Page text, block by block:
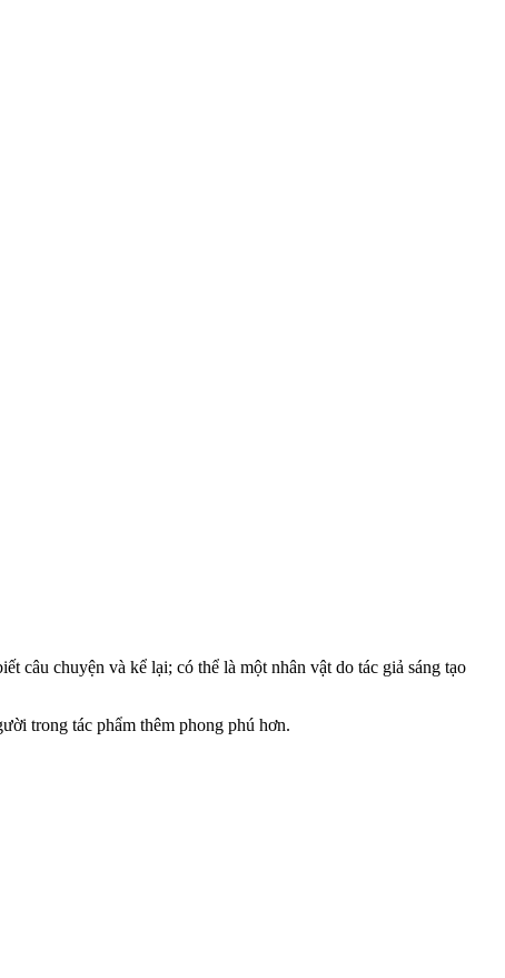
câu chuyện và kể lại; có thể là một nhân vật do tác giả sáng tạo
trong tác phẩm thêm phong phú hơn.